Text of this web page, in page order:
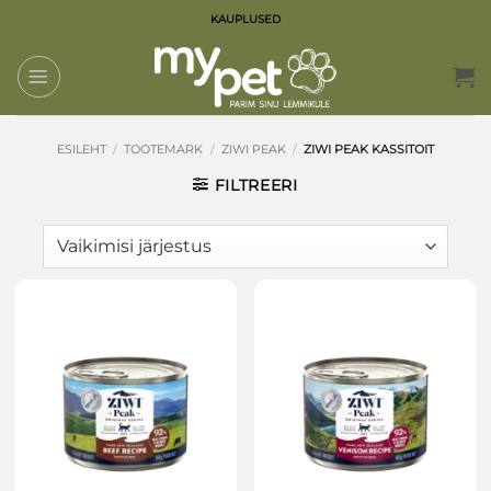
content
KAUPLUSED
ESILEHT / TOOTEMARK / ZIWI PEAK / ZIWI PEAK KASSITOIT
FILTREERI